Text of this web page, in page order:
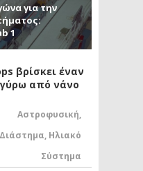
για την
1
βρίσκει έναν
από νάνο
Αστροφυσική,
Διάστημα, Ηλιακό
Σύστημα